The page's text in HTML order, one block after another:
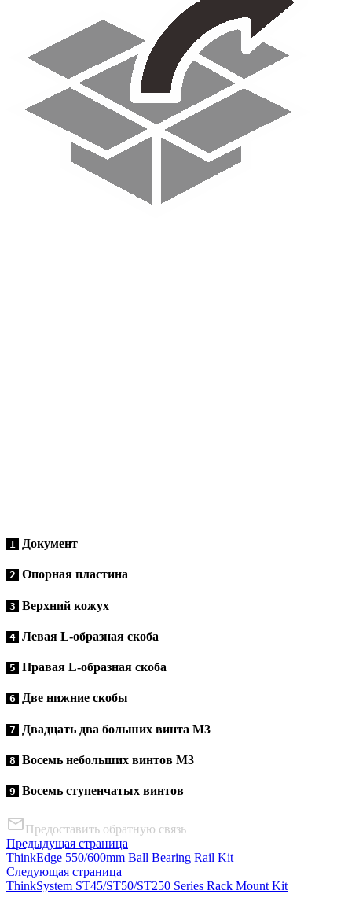
1 Документ
2 Опорная пластина
3 Верхний кожух
4 Левая L-образная скоба
5 Правая L-образная скоба
6 Две нижние скобы
7 Двадцать два больших винта M3
8 Восемь небольших винтов M3
9 Восемь ступенчатых винтов
Предоставить обратную связь
Предыдущая страница
ThinkEdge 550/600mm Ball Bearing Rail Kit
Следующая страница
ThinkSystem ST45/ST50/ST250 Series Rack Mount Kit